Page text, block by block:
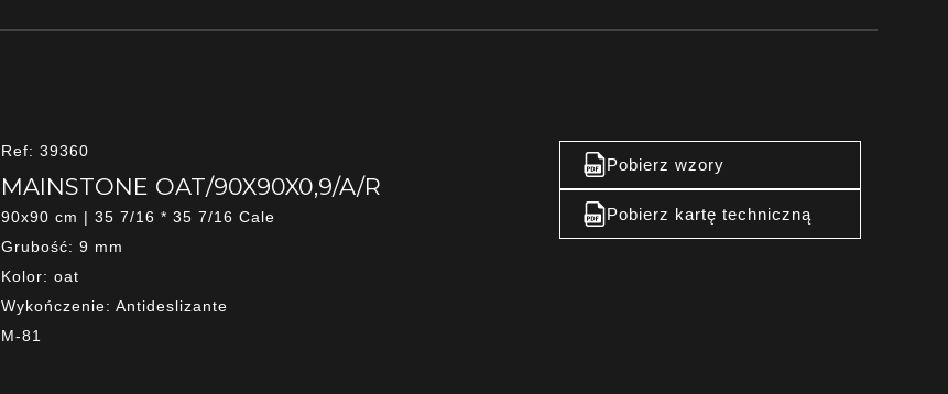
Ref: 39360
MAINSTONE OAT/90X90X0,9/A/R
90x90 cm | 35 7/16 * 35 7/16 Cale
Grubość: 9 mm
Kolor: oat
Wykończenie: Antideslizante
M-81
Pobierz wzory
Pobierz kartę techniczną